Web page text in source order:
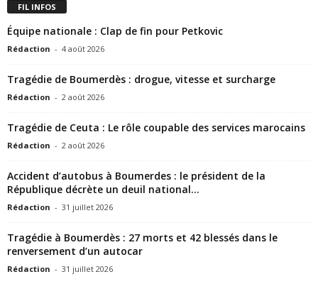
FIL INFOS
Équipe nationale : Clap de fin pour Petkovic
Rédaction - 4 août 2026
Tragédie de Boumerdès : drogue, vitesse et surcharge
Rédaction - 2 août 2026
Tragédie de Ceuta : Le rôle coupable des services marocains
Rédaction - 2 août 2026
Accident d’autobus à Boumerdes : le président de la
République décrète un deuil national...
Rédaction - 31 juillet 2026
Tragédie à Boumerdès : 27 morts et 42 blessés dans le
renversement d’un autocar
Rédaction - 31 juillet 2026